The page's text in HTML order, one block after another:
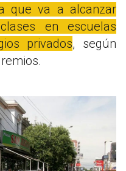
que va a alcanzar
en escuelas
privados, según